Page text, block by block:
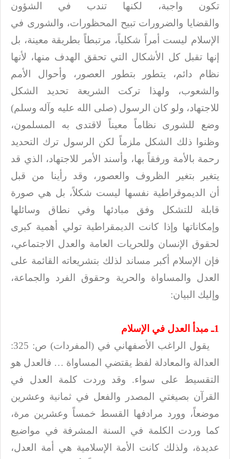
تكون واجبة، لكنها تندب في الشؤون
والقضايا والضرورات تبيح المحظورات، والشورى في
الإسلام ليست أمراً شكلياً، مرتبطاً بطريقة معينة، بل
إنها تقبل كل الأشكال التي تحقق الهدف منها، لأنها
نظام دائم، يتطور
بتطور العصور، وأحوال الأمم
والشعوب، ولهذا تركت الشريعة تحديد الشكل
للاجتهاد، ولو كان الرسول (صلى الله عليه وآله وسلم)
وضع للشورى نظاماً معيناً لاقتدى به المسلمون،
وظنوا ذلك الشكل ملزماً لكن الرسول ترك التحديد
رحمة بالأمة ورفقاً بها، وأسند الأمر للاجتهاد، الذي قد
يتغير بتغير الظروف والعصور، وقد رأينا من قبل
أن
الديموقراطية نفسها ليست شكلاً، بل هي صورة
قابلة للتشكل وفق مبادئها وفي نطاق
وسائلها
وإمكاناتها وإذا كانت الديمقراطية تولي أهمية كبرى
لحقوق الإنسان وللحريات
العامة والعدل الاجتماعي،
فإن الإسلام أكبر مساند لذلك بتشريعاته القائمة على
العدل
والمساواة والحرية وحقوق الفرد والجماعة،
وإليك البيان:
1ـ مبدأ العدل في الإسلام
يقول الراغب الأصفهاني في (المفردات) ص: 325:
العدالة والمعادلة لفظ يقتضي
المساواة … فالعدل هو
التقسيط على سواء. وقد وردت كلمة العدل في
القرآن بصيغتي
المصدر والفعل في ثمانية وعشرين
موضعاً، وورد مرادفها القسط خمساً وعشرين مرة،
كما وردت الكلمة في السنة المشرفة في مواضيع
عديدة، ولذلك كانت الأمة الإسلامية هي أمة
العدل،